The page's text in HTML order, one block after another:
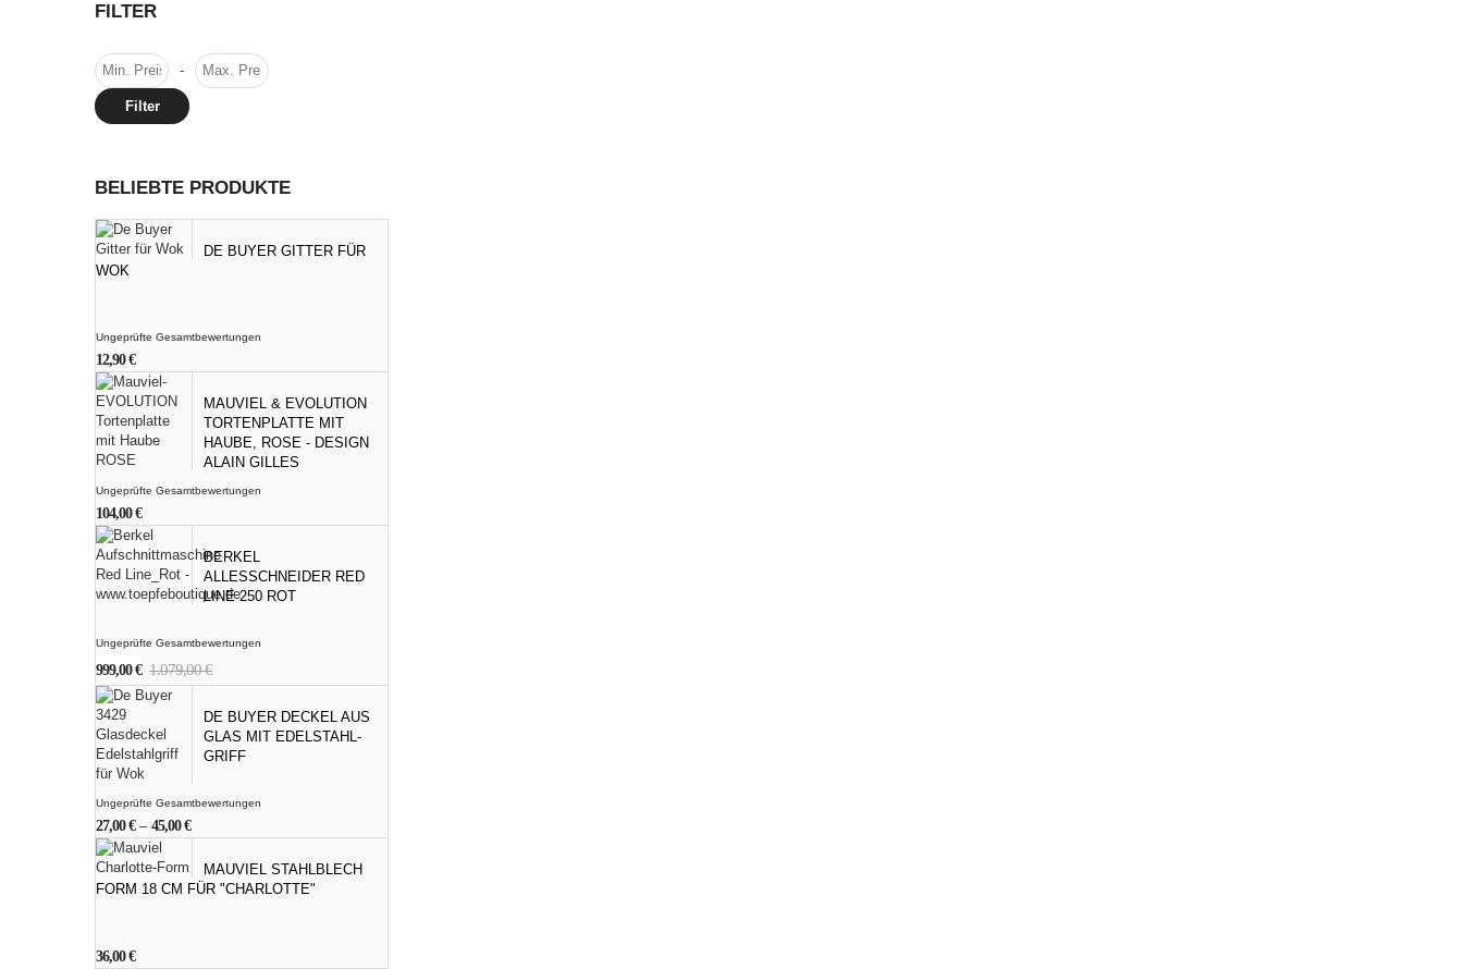
FILTER
-
Filter
BELIEBTE PRODUKTE
DE BUYER GITTER FÜR
WOK
Ungeprüfte Gesamtbewertungen
12,90€
MAUVIEL & EVOLUTION
TORTENPLATTE MIT
HAUBE, ROSE - DESIGN
ALAIN GILLES
Ungeprüfte Gesamtbewertungen
104,00€
BERKEL
ALLESSCHNEIDER RED
LINE 250 ROT
Ungeprüfte Gesamtbewertungen
1.079,00€Ursprünglicher
Preis
1.079,00 €
999,00€
Aktueller
Preis
999,00 €.
DE BUYER DECKEL AUS
GLAS MIT EDELSTAHL-
GRIFF
Ungeprüfte Gesamtbewertungen
27,00€– 45,00€
MAUVIEL STAHLBLECH
FORM 18 CM FÜR "CHARLOTTE"
36,00€